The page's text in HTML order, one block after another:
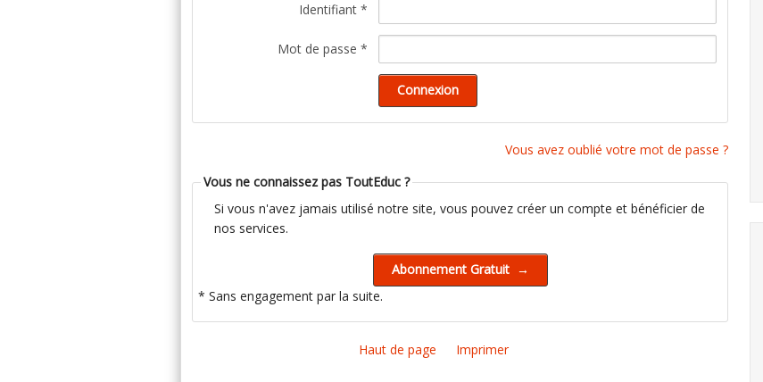
Identifiant *
Mot de passe *
Vous avez oublié votre mot de passe ?
Vous ne connaissez pas ToutEduc ?
Si vous n'avez jamais utilisé notre site, vous pouvez créer un compte et bénéficier de
nos services.
* Sans engagement par la suite.
Haut de page Imprimer